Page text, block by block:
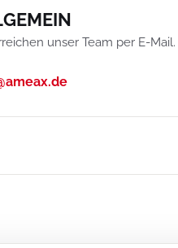
unser Team per E-Mail.